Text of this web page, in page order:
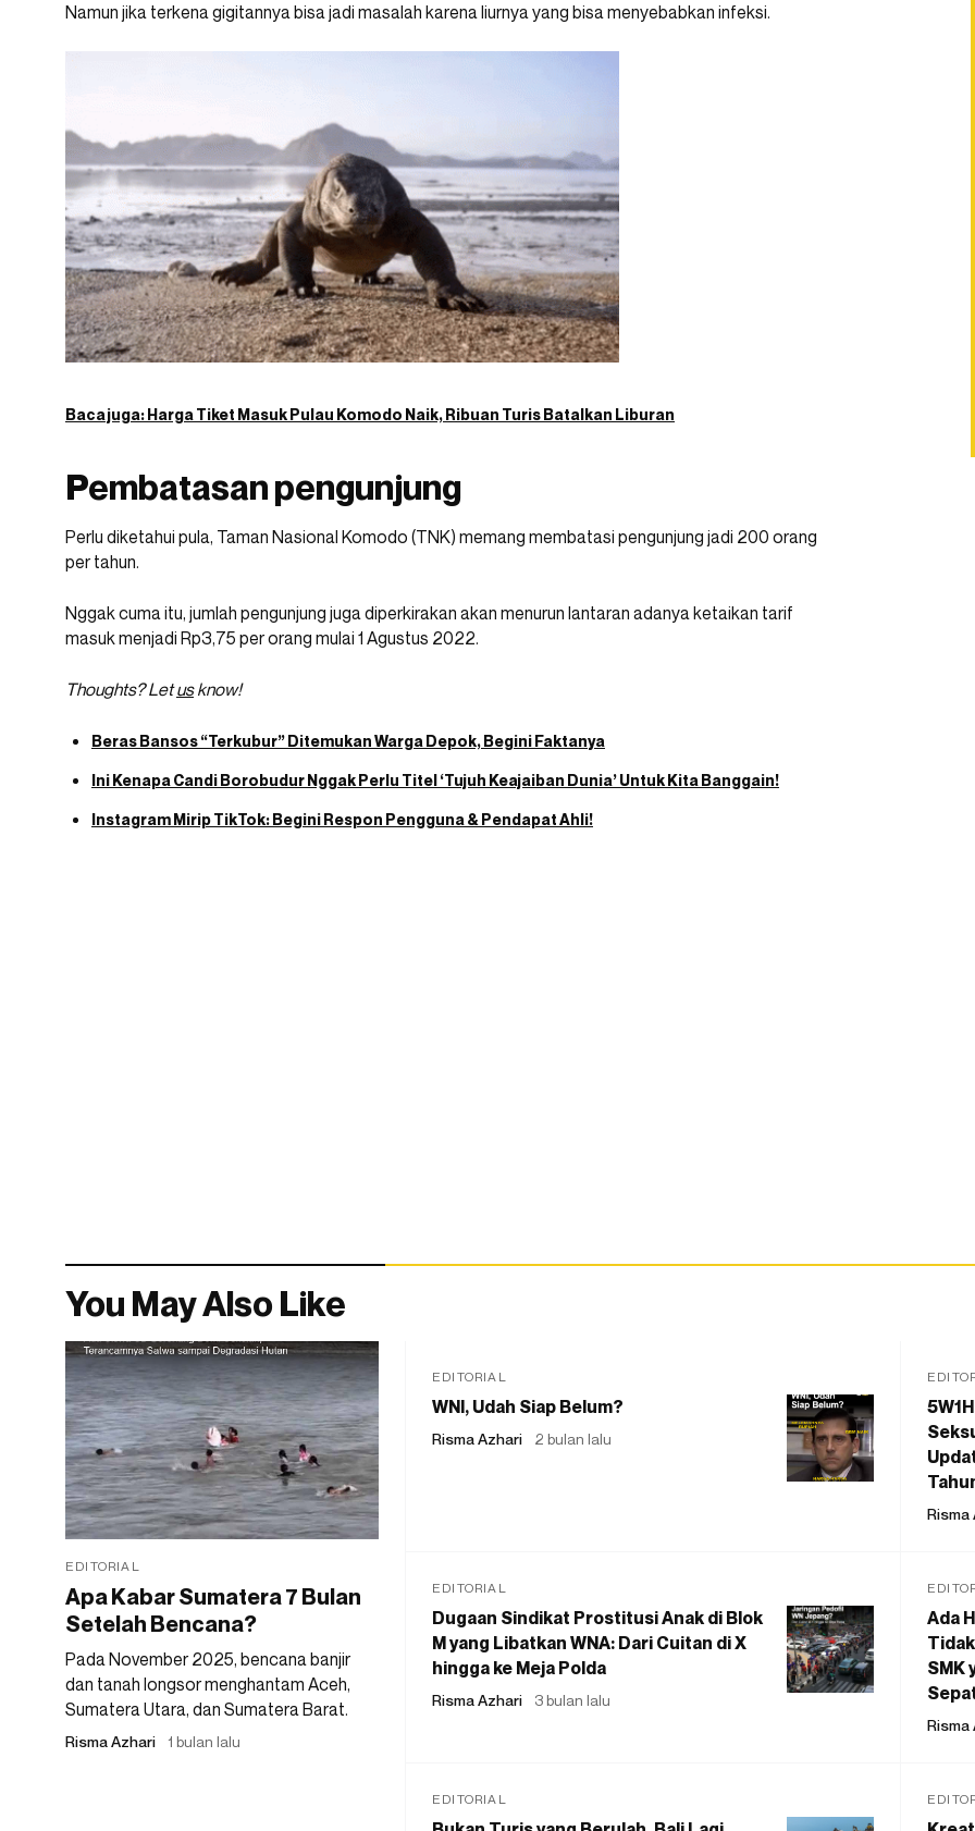
Namun jika terkena gigitannya bisa jadi masalah karena liurnya yang bisa menyebabkan infeksi.
Baca juga:Harga Tiket Masuk Pulau Komodo Naik, Ribuan Turis Batalkan Liburan
Pembatasan pengunjung
Perlu diketahui pula, Taman Nasional Komodo (TNK) memang membatasi pengunjung jadi 200 orang
per tahun.
Nggak cuma itu, jumlah pengunjung juga diperkirakan akan menurun lantaran adanya ketaikan tarif
masuk menjadi Rp3,75 per orang mulai 1 Agustus 2022.
Thoughts? Letusknow!
Beras Bansos “Terkubur” Ditemukan Warga Depok, Begini Faktanya
Ini Kenapa Candi Borobudur Nggak Perlu Titel ‘Tujuh Keajaiban Dunia’ Untuk Kita Banggain!
Instagram Mirip TikTok: Begini Respon Pengguna & Pendapat Ahli!
You May Also Like
EDITORIAL
Apa Kabar Sumatera 7 Bulan
Setelah Bencana?
Pada November 2025, bencana banjir
dan tanah longsor menghantam Aceh,
Sumatera Utara, dan Sumatera Barat.
Risma Azhari 1 bulan lalu
EDITORIAL
WNI, Udah Siap Belum?
Risma Azhari 2 bulan lalu
Risma
EDITORIAL
Dugaan Sindikat Prostitusi Anak di Blok
M yang Libatkan WNA: Dari Cuitan di X
hingga ke Meja Polda
Risma Azhari 3 bulan lalu
Ada
SMK
Risma
EDITORIAL